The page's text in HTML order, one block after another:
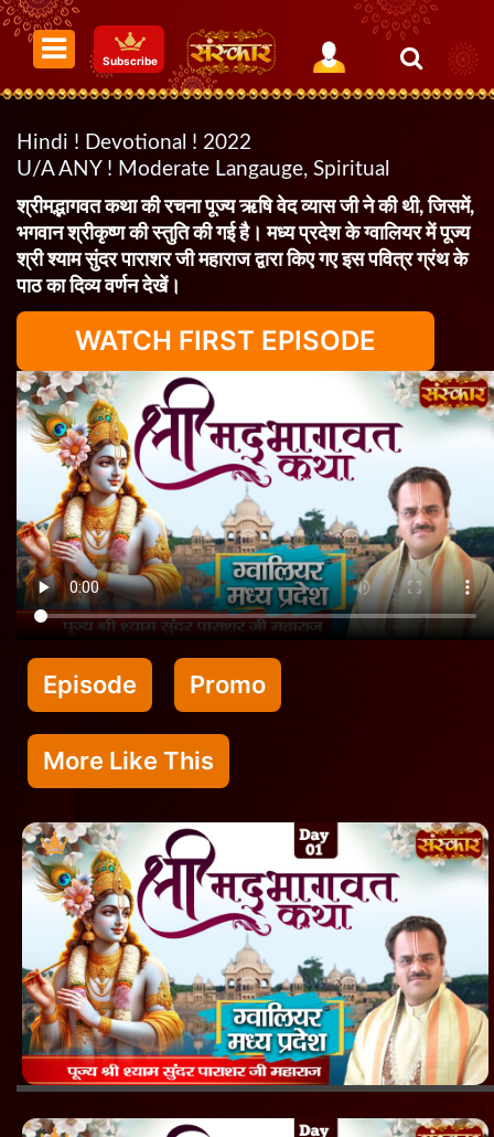
Subscribe
Hindi ! Devotional ! 2022
U/A ANY ! Moderate Langauge, Spiritual
श्रीमद्भागवत कथा की रचना पूज्य ऋषि वेद व्यास जी ने की थी, जिसमें,
भगवान श्रीकृष्ण की स्तुति की गई है। मध्य प्रदेश के ग्वालियर में पूज्य
श्री श्याम सुंदर पाराशर जी महाराज द्वारा किए गए इस पवित्र ग्रंथ के
पाठ का दिव्य वर्णन देखें।
WATCH FIRST EPISODE
Episode Promo
More Like This